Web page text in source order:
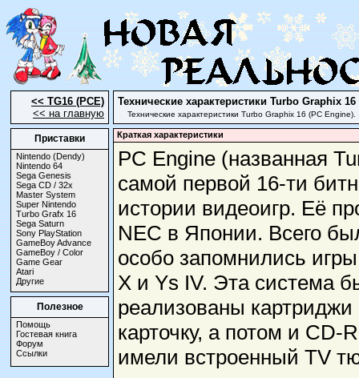
<< TG16 (PCE)
<< на главную
Приставки
Nintendo (Dendy)
Nintendo 64
Sega Genesis
Sega CD / 32x
Master System
Super Nintendo
Turbo Grafx 16
Sega Saturn
Sony PlayStation
GameBoy Advance
GameBoy / Color
Game Gear
Atari
Другие
Полезное
Помощь
Гостевая книга
Форум
Ссылки
Технические характеристики Turbo Graphix 16
Технические характеристики Turbo Graphix 16 (PC Engine).
Краткая характеристики
PC Engine (названная
самой первой 16-ти
истории видеоигр. Её
NEC в Японии. Всего
особо запомнились
X и Ys IV. Эта система
реализованы
карточку, а потом и
имели встроенный TV